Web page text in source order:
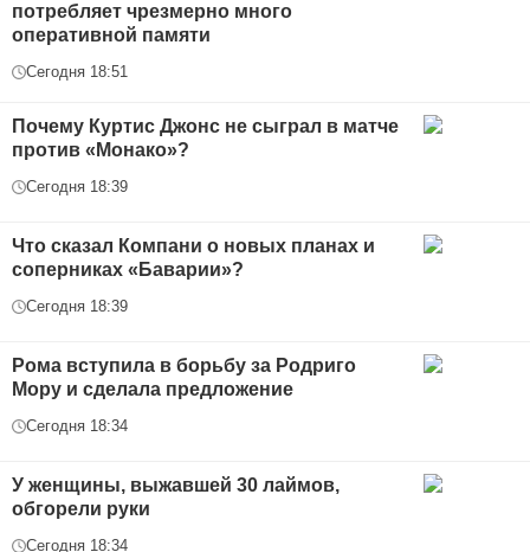
потребляет чрезмерно много
оперативной памяти
Сегодня 18:51
Почему Куртис Джонс не сыграл в матче
против «Монако»?
Сегодня 18:39
Что сказал Компани о новых планах и
соперниках «Баварии»?
Сегодня 18:39
Рома вступила в борьбу за Родриго
Мору и сделала предложение
Сегодня 18:34
У женщины, выжавшей 30 лаймов,
обгорели руки
Сегодня 18:34